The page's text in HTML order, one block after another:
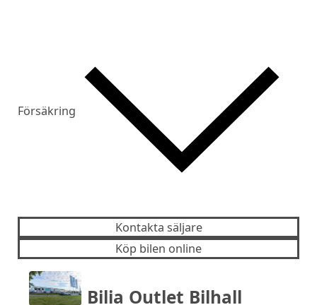
Försäkring
Kontakta säljare
Köp bilen online
Bilia Outlet Bilhall